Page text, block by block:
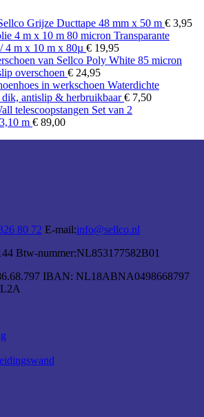
Grijze Ducttape 48 mm x 50 m € 3,95
Transparante
4 m x 10 m x 80µ € 19,95
Poly White 85 micron
overschoen € 24,95
Waterdichte
dik, antislip & herbruikbaar € 7,50
Set van 2
m € 89,00
80 72 E-mail:info@sellco.nl
Btw-nummer:NL853177582B01
IBAN: NL18ABNA0498668797